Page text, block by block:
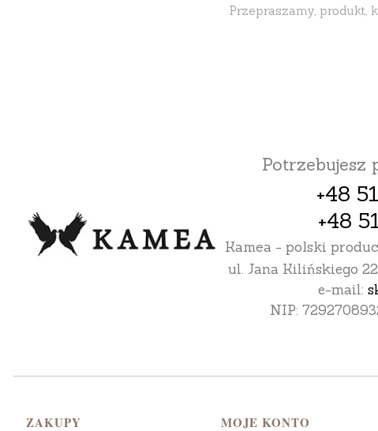
Przepraszamy, produkt,
Potrzebujesz
+48
+48
Kamea - polski
ul. Jana Kilińskiego
e-mail:
NIP:
Linki w stopce
ZAKUPY MOJE KONTO